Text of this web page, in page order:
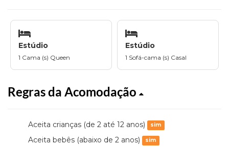
Estúdio
1 Cama (s) Queen
Estúdio
1 Sofá-cama (s) Casal
Regras da Acomodação
Aceita crianças (de 2 até 12 anos) sim
Aceita bebês (abaixo de 2 anos) sim